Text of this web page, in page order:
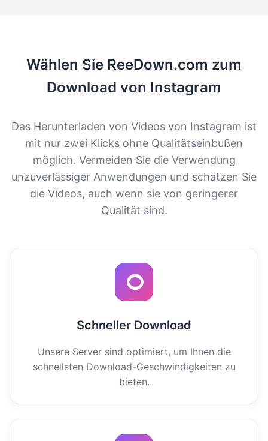
Wählen Sie ReeDown.com zum
Download von Instagram
Das Herunterladen von Videos von Instagram ist
mit nur zwei Klicks ohne Qualitätseinbußen
möglich. Vermeiden Sie die Verwendung
unzuverlässiger Anwendungen und schätzen Sie
die Videos, auch wenn sie von geringerer
Qualität sind.
Schneller Download
Unsere Server sind optimiert, um Ihnen die
schnellsten Download-Geschwindigkeiten zu
bieten.